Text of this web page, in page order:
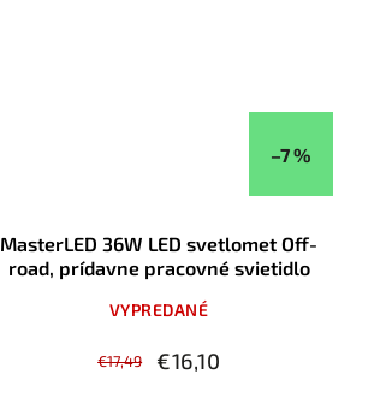
–7 %
MasterLED 36W LED svetlomet Off-
road, prídavne pracovné svietidlo
VYPREDANÉ
€17,49 €16,10